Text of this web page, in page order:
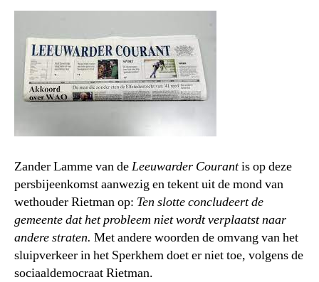
Zander Lamme van deLeeuwarder Courantis op deze
persbijeenkomst aanwezig en tekent uit de mond van
wethouder Rietman op: Ten slotte concludeert de
gemeente dat het probleem niet wordt verplaatst naar
andere straten. Met andere woorden de omvang van het
sluipverkeer in het Sperkhem doet er niet toe, volgens de
sociaaldemocraat Rietman.